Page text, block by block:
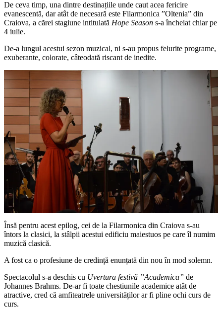
De ceva timp, una dintre destinațiile unde caut acea fericire
evanescentă, dar atât de necesară este Filarmonica ”Oltenia” din
Craiova, a cărei stagiune intitulată Hope Season s-a încheiat chiar pe
4 iulie.
De-a lungul acestui sezon muzical, ni s-au propus felurite programe,
exuberante, colorate, câteodată riscant de inedite.
Însă pentru acest epilog, cei de la Filarmonica din Craiova s-au
întors la clasici, la stâlpii acestui edificiu maiestuos pe care îl numim
muzică clasică.
A fost ca o profesiune de credință enunțată din nou în mod solemn.
Spectacolul s-a deschis cu Uvertura festivă ”Academica” de
Johannes Brahms. De-ar fi toate chestiunile academice atât de
atractive, cred că amfiteatrele universităților ar fi pline ochi curs de
curs.